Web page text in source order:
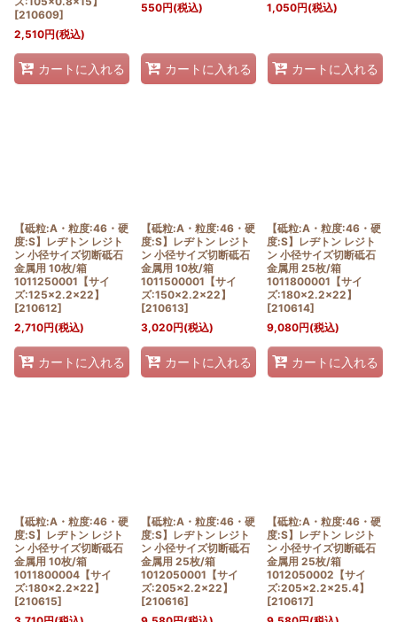
[210609]
2,510円(税込)
カートに入れる
550円(税込)
カートに入れる
1,050円(税込)
カートに入れる
【砥粒:A・粒度:46・硬
度:S】レヂトン レジト
ン 小径サイズ切断砥石
金属用 10枚/箱
1011250001【サイ
ズ:125×2.2×22】
[210612]
2,710円(税込)
カートに入れる
【砥粒:A・粒度:46・硬
度:S】レヂトン レジト
ン 小径サイズ切断砥石
金属用 10枚/箱
1011500001【サイ
ズ:150×2.2×22】
[210613]
3,020円(税込)
カートに入れる
【砥粒:A・粒度:46・硬
度:S】レヂトン レジト
ン 小径サイズ切断砥石
金属用 25枚/箱
1011800001【サイ
ズ:180×2.2×22】
[210614]
9,080円(税込)
カートに入れる
【砥粒:A・粒度:46・硬
度:S】レヂトン レジト
ン 小径サイズ切断砥石
金属用 10枚/箱
1011800004【サイ
ズ:180×2.2×22】
[210615]
【砥粒:A・粒度:46・硬
度:S】レヂトン レジト
ン 小径サイズ切断砥石
金属用 25枚/箱
1012050001【サイ
ズ:205×2.2×22】
[210616]
【砥粒:A・粒度:46・硬
度:S】レヂトン レジト
ン 小径サイズ切断砥石
金属用 25枚/箱
1012050002【サイ
ズ:205×2.2×25.4】
[210617]